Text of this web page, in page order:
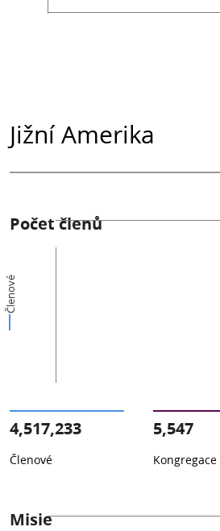
Jižní Amerika
Počet členů
Členové
4,517,233
Členové
5,547
Kongregace
Misie